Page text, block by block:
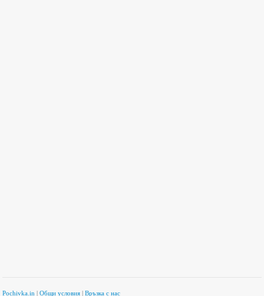
Pochivka.in |Общи условия |Връзка с нас